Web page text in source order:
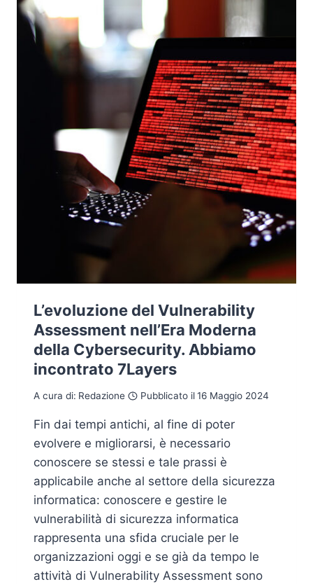
ARCHITETTURA
AVANZATA
PER
CYBERSECURITY
L’evoluzione del Vulnerability
Assessment nell’Era Moderna
della Cybersecurity. Abbiamo
incontrato 7Layers
A cura di: Redazione Pubblicato il16 Maggio 2024
Fin dai tempi antichi, al fine di poter
evolvere e migliorarsi, è necessario
conoscere se stessi e tale prassi è
applicabile anche al settore della sicurezza
informatica: conoscere e gestire le
vulnerabilità di sicurezza informatica
rappresenta una sfida cruciale per le
organizzazioni oggi e se già da tempo le
attività di Vulnerability Assessment sono